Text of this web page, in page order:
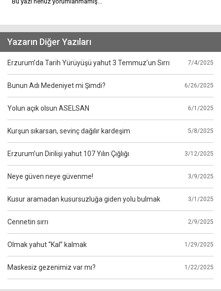
Yazarın Diğer Yazıları
Erzurum’da Tarih Yürüyüşü yahut 3 Temmuz’un Sırrı 7/4/2025
Bunun Adı Medeniyet mi Şimdi? 6/26/2025
Yolun açık olsun ASELSAN 6/1/2025
Kurşun sıkarsan, sevinç dağılır kardeşim 5/8/2025
Erzurum’un Dirilişi yahut 107 Yılın Çığlığı 3/12/2025
Neye güven neye güvenme! 3/9/2025
Kusur aramadan kusursuzluğa giden yolu bulmak 3/1/2025
Cennetin sırrı 2/9/2025
Olmak yahut “Kal” kalmak 1/29/2025
Maskesiz gezenimiz var mı? 1/22/2025